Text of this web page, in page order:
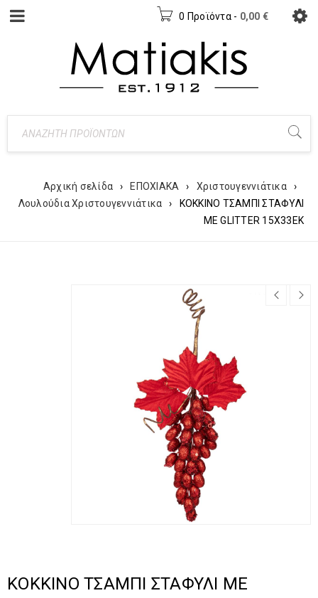
0 Προϊόντα - 0,00 €
Αρχική σελίδα › ΕΠΟΧΙΑΚΑ › Χριστουγεννιάτικα
›
Λουλούδια Χριστουγεννιάτικα
›
ΚΟΚΚΙΝΟ ΤΣΑΜΠΙ ΣΤΑΦΥΛΙ
ΜΕ GLITTER 15Χ33ΕΚ
ΚΟΚΚΙΝΟ ΤΣΑΜΠΙ ΣΤΑΦΥΛΙ ΜΕ